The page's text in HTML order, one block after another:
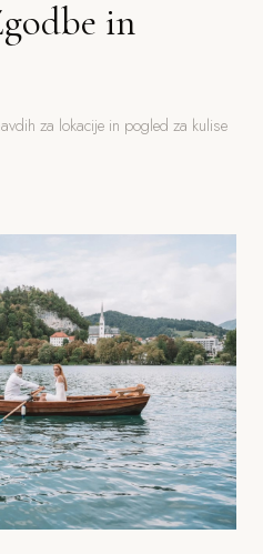
in
za lokacije in pogled za kulise